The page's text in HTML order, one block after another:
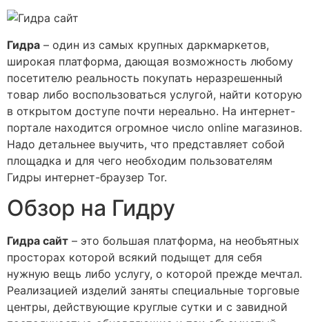
Гидра – один из самых крупных даркмаркетов,
широкая платформа, дающая возможность любому
посетителю реальность покупать неразрешенный
товар либо воспользоваться услугой, найти которую
в открытом доступе почти нереально. На интернет-
портале находится огромное число online магазинов.
Надо детальнее выучить, что представляет собой
площадка и для чего необходим пользователям
Гидры интернет-браузер Tor.
Обзор на Гидру
Гидра сайт – это большая платформа, на необъятных
просторах которой всякий подыщет для себя
нужную вещь либо услугу, о которой прежде мечтал.
Реализацией изделий заняты специальные торговые
центры, действующие круглые сутки и с завидной